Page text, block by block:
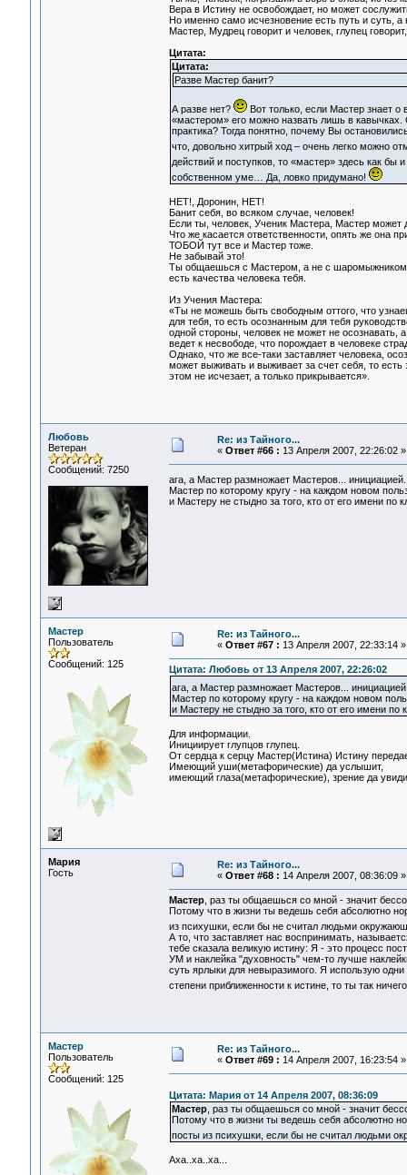
Вера в Истину не освобождает, но может
Но именно само исчезновение есть путь и суть, а
Мастер, Мудрец говорит и человек, глупец
Цитата:
Цитата:
Разве Мастер банит?
А разве нет?
Вот только, если Мастер знает о
«мастером» его можно назвать лишь в кавычках.
практика? Тогда понятно, почему Вы
что, довольно хитрый ход – очень легко можно
действий и поступков, то «мастер» здесь как
собственном уме… Да, ловко придумано!
НЕТ!, Доронин, НЕТ!
Банит себя, во всяком случае, человек!
Если ты, человек, Ученик Мастера, Мастер может
Что же касается ответственности, опять же она
ТОБОЙ тут все и Мастер тоже.
Не забывай это!
Ты общаешься с Мастером, а не с
есть качества человека тебя.
Из Учения Мастера:
«Ты не можешь быть свободным оттого, что
для тебя, то есть осознанным для тебя
одной стороны, человек не может не осознавать,
ведет к несвободе, что порождает в человеке
Однако, что же все-таки заставляет человека,
может выживать и выживает за счет себя, то
этом не исчезает, а только прикрывается».
Любовь
Ветеран
Сообщений: 7250
Re: из Тайного...
« Ответ #66 : 13 Апреля 2007, 22:26:02 »
ага, а Мастер размножает Мастеров...
Мастер по которому кругу - на каждом новом
и Мастеру не стыдно за того, кто от его имени по
Мастер
Пользователь
Сообщений: 125
Re: из Тайного...
« Ответ #67 : 13 Апреля 2007, 22:33:14 »
Цитата: Любовь от 13 Апреля 2007, 22:26:02
ага, а Мастер размножает Мастеров...
Мастер по которому кругу - на каждом новом
и Мастеру не стыдно за того, кто от его имени по
Для информации.
Инициирует глупцов глупец.
От сердца к серцу Мастер(Истина) Истину
Имеющий уши(метафорические) да услышит,
имеющий глаза(метафорические), зрение да
Мария
Гость
Re: из Тайного...
« Ответ #68 : 14 Апреля 2007, 08:36:09 »
Мастер, раз ты общаешься со мной - значит
Потому что в жизни ты ведешь себя абсолютно
из психушки, если бы не считал людьми
А то, что заставляет нас воспринимать,
тебе сказала великую истину: Я - это процесс
УМ и наклейка "духовность" чем-то лучше
суть ярлыки для невыразимого. Я использую
степени приближенности к истине, то ты так
Мастер
Пользователь
Сообщений: 125
Re: из Тайного...
« Ответ #69 : 14 Апреля 2007, 16:23:54 »
Цитата: Мария от 14 Апреля 2007, 08:36:09
Мастер, раз ты общаешься со мной - значит
Потому что в жизни ты ведешь себя абсолютно
посты из психушки, если бы не считал людьми
Аха..ха..ха...